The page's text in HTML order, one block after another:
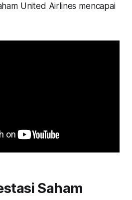
United Airlines mencapai
Saham